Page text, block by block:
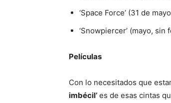
‘Space Force’ (31 de
‘Snowpiercer’ (mayo, sin
Películas
Con lo necesitados que
imbécil’ es de esas cintas